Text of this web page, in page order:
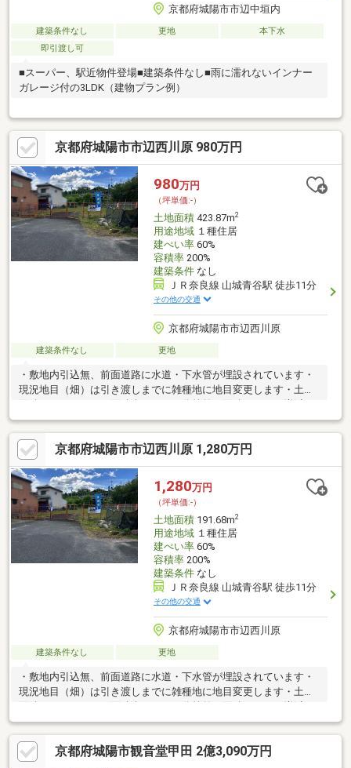
京都府城陽市市辺中垣内
建築条件なし 更地
本下水
即引渡し可
■スーパー、駅近物件登場■建築条件なし■雨に濡れないインナー
ガレージ付の3LDK（建物プラン例）
京都府城陽市市辺西川原 980万円
980万円
（坪単価:-）
土地面積423.87m2
用途地域１種住居
建ぺい率60%
容積率200%
建築条件なし
ＪＲ奈良線 山城青谷駅 徒歩11分
その他の交通
京都府城陽市市辺西川原
建築条件なし 更地
・敷地内引込無、前面道路に水道・下水管が埋設されています・
現況地目（畑）は引き渡しまでに雑種地に地目変更します・土地
発生する場合があります
京都府城陽市市辺西川原 1,280万円
1,280万円
（坪単価:-）
土地面積191.68m2
用途地域１種住居
建ぺい率60%
容積率200%
建築条件なし
ＪＲ奈良線 山城青谷駅 徒歩11分
その他の交通
京都府城陽市市辺西川原
建築条件なし 更地
・敷地内引込無、前面道路に水道・下水管が埋設されています・
現況地目（畑）は引き渡しまでに雑種地に地目変更します・土地
発生する場合があります
京都府城陽市観音堂甲田 2億3,090万円